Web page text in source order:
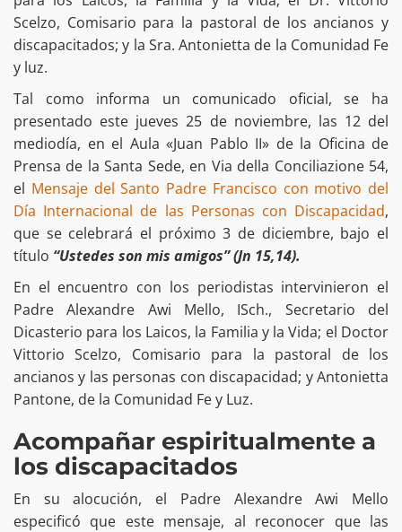
Scelzo, Comisario para la pastoral de los ancianos y
discapacitados; y la Sra. Antonietta de la Comunidad Fe
y luz.
Tal como informa un comunicado oficial, se ha
presentado este jueves 25 de noviembre, las 12 del
mediodía, en el Aula «Juan Pablo II» de la Oficina de
Prensa de la Santa Sede, en Via della Conciliazione 54,
el Mensaje del Santo Padre Francisco con motivo del
Día Internacional de las Personas con Discapacidad,
que se celebrará el próximo 3 de diciembre, bajo el
título “Ustedes son mis amigos” (Jn 15,14).
En el encuentro con los periodistas intervinieron el
Padre Alexandre Awi Mello, ISch., Secretario del
Dicasterio para los Laicos, la Familia y la Vida; el Doctor
Vittorio Scelzo, Comisario para la pastoral de los
ancianos y las personas con discapacidad; y Antonietta
Pantone, de la Comunidad Fe y Luz.
Acompañar espiritualmente a
los discapacitados
En su alocución, el Padre Alexandre Awi Mello
especificó que este mensaje, al reconocer que las